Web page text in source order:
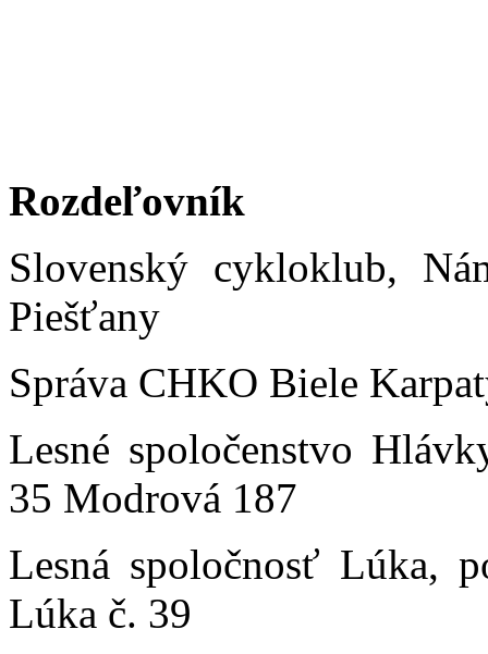
Rozdeľovník
Slovenský cykloklub,
Piešťany
Správa CHKO Biele
Lesné spoločenstvo
35 Modrová 187
Lesná spoločnosť Lúka,
Lúka č. 39